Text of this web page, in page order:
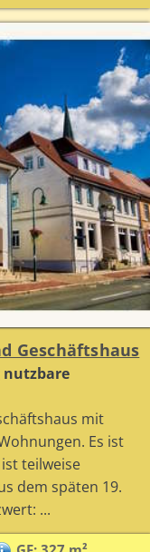
Geschäftshaus
mit
Es ist
teilweise
dem späten 19.
...